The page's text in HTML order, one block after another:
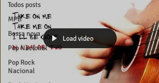
Todos posts
MPB
Bossa nova
Pop Nacional
Pop Rock
Nacional
Load video